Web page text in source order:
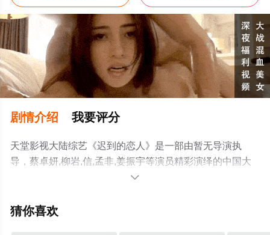
剧情介绍 我要评分
天堂影视大陆综艺《迟到的恋人》是一部由暂无导演执
导，蔡卓妍,柳岩,信,孟非,姜振宇等演员精彩演绎的中国大
陆综艺，大结局剧情已揭晓（全10期），手机免费观看高
可移步至豆瓣综艺、电视猫或剧情网等平台了解。

猜你喜欢